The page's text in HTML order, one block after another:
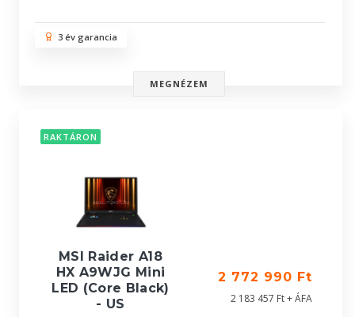
3 év garancia
MEGNÉZEM
RAKTÁRON
MSI Raider A18
HX A9WJG Mini
LED (Core Black)
- US
2 772 990 Ft
2 183 457 Ft + ÁFA